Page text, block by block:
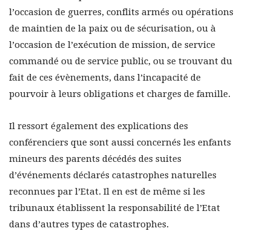
l’occasion de guerres, conflits armés ou opérations
de maintien de la paix ou de sécurisation, ou à
l’occasion de l’exécution de mission, de service
commandé ou de service public, ou se trouvant du
fait de ces évènements, dans l’incapacité de
pourvoir à leurs obligations et charges de famille.
Il ressort également des explications des
conférenciers que sont aussi concernés les enfants
mineurs des parents décédés des suites
d’événements déclarés catastrophes naturelles
reconnues par l’Etat. Il en est de même si les
tribunaux établissent la responsabilité de l’Etat
dans d’autres types de catastrophes.